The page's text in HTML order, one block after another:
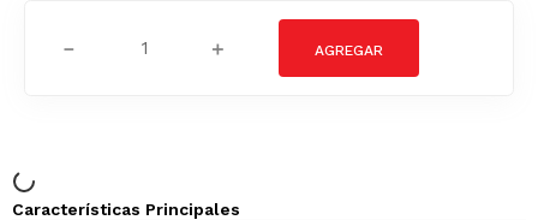
＋
－
Características Principales